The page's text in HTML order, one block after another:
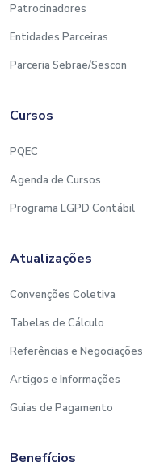
Patrocinadores
Entidades Parceiras
Parceria Sebrae/Sescon
Cursos
PQEC
Agenda de Cursos
Programa LGPD Contábil
Atualizações
Convenções Coletiva
Tabelas de Cálculo
Referências e Negociações
Artigos e Informações
Guias de Pagamento
Benefícios